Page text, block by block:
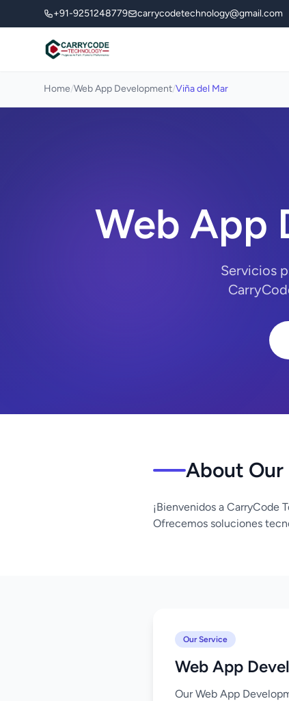
+91-9251248779 carrycodetechnology@gmail.com
Home/Web App Development/Viña del Mar
Web App
Servicios
About Our
¡Bienvenidos a CarryCode
Ofrecemos soluciones
Our Service
Web App
Our Web App